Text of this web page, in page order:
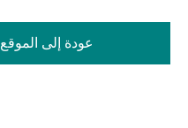
عودة إلى الموقع